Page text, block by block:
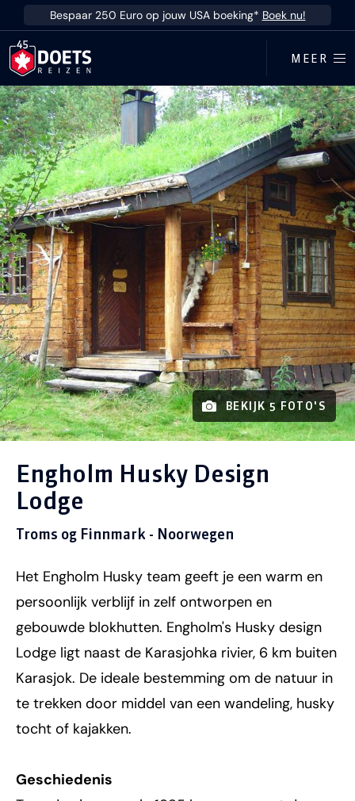
Ga direct naar inhoud
Bespaar 250 Euro op jouw USA boeking* Boek nu!
MEER
BEKIJK 5 FOTO'S
Engholm Husky Design
Lodge
Troms og Finnmark - Noorwegen
Het Engholm Husky team geeft je een warm en
persoonlijk verblijf in zelf ontworpen en
gebouwde blokhutten. Engholm's Husky design
Lodge ligt naast de Karasjohka rivier, 6 km buiten
Karasjok. De ideale bestemming om de natuur in
te trekken door middel van een wandeling, husky
tocht of kajakken.
Geschiedenis